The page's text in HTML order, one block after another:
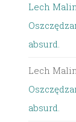
Lech
absurd.
Lech
absurd.